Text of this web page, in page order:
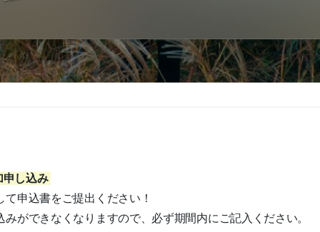
申し込み
申込書をご提出ください！
ができなくなりますので、必ず期間内にご記入ください。